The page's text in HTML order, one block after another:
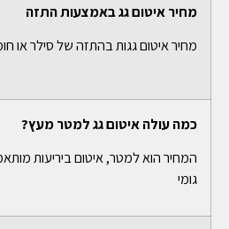
מחיר איטום גג באמצעות התזה
מחיר איטום גגות בהתזה של סילר או
כמה עולה איטום גג למטר מעץ?
המחיר הוא למטר, איטום ביריעות
גומי